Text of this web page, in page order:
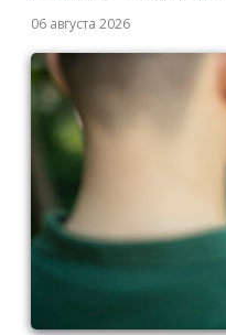
06 августа 2026